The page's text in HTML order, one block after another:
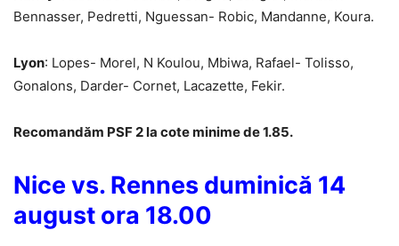
Bennasser, Pedretti, Nguessan- Robic, Mandanne, Koura.
Lyon: Lopes- Morel, N Koulou, Mbiwa, Rafael- Tolisso,
Gonalons, Darder- Cornet, Lacazette, Fekir.
Recomandăm PSF 2 la cote minime de 1.85.
Nice vs. Rennes duminică 14
august ora 18.00